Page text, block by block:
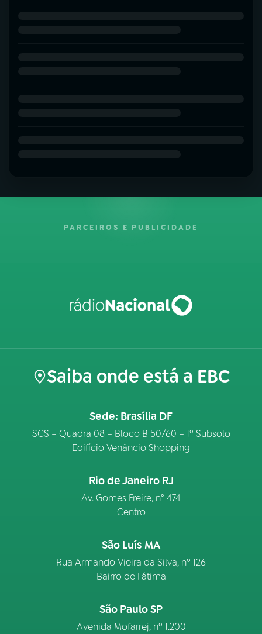
PARCEIROS E PUBLICIDADE
Saiba onde está a EBC
Sede: Brasília DF
SCS – Quadra 08 – Bloco B 50/60 – 1º Subsolo
Edifício Venâncio Shopping
Rio de Janeiro RJ
Av. Gomes Freire, n° 474
Centro
São Luís MA
Rua Armando Vieira da Silva, nº 126
Bairro de Fátima
São Paulo SP
Avenida Mofarrej, nº 1.200